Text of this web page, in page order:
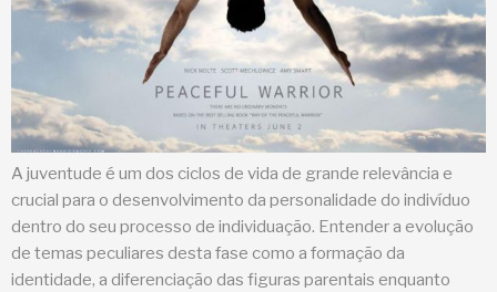
A juventude é um dos ciclos de vida de grande relevância e
crucial para o desenvolvimento da personalidade do indivíduo
dentro do seu processo de individuação. Entender a evolução
de temas peculiares desta fase como a formação da
identidade, a diferenciação das figuras parentais enquanto